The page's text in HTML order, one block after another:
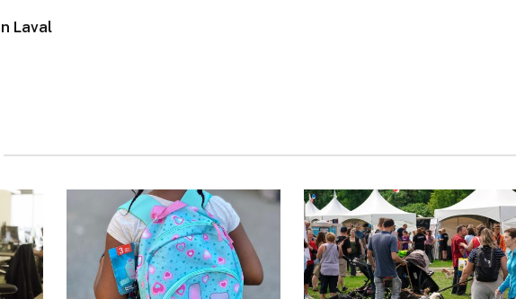
Laval